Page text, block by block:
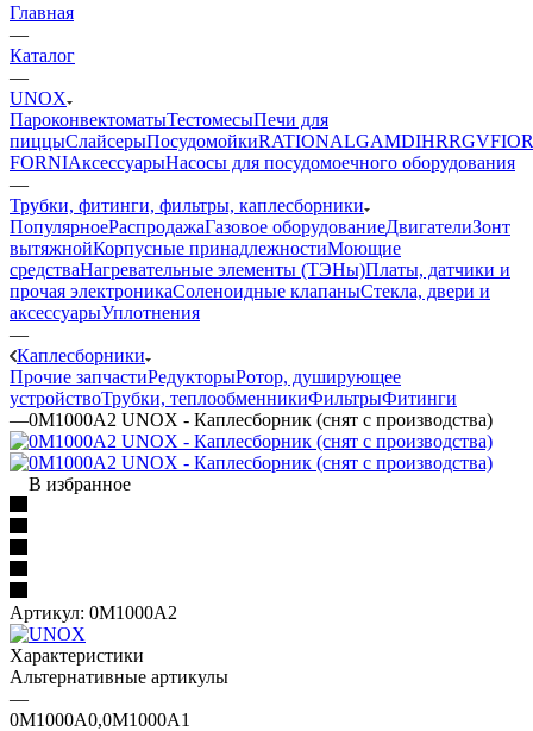
Главная
—
Каталог
—
UNOX
ПароконвектоматыТестомесыПечи для
пиццыСлайсерыПосудомойкиRATIONALGAMDIHRRGV
FORNIАксессуарыНасосы для посудомоечного оборудования
—
Трубки, фитинги, фильтры, каплесборники
ПопулярноеРаспродажаГазовое оборудованиеДвигателиЗонт
вытяжнойКорпусные принадлежностиМоющие
средстваНагревательные элементы (ТЭНы)Платы, датчики и
прочая электроникаСоленоидные клапаныСтекла, двери и
аксессуарыУплотнения
—
Каплесборники
Прочие запчастиРедукторыРотор, душирующее
устройствоТрубки, теплообменникиФильтрыФитинги
—0M1000A2 UNOX - Каплесборник (снят с производства)
В избранное
Артикул: 0M1000A2
Характеристики
Альтернативные артикулы
—
0M1000A0,0M1000A1